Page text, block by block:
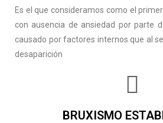
Es el que consideramos como el
con ausencia de ansiedad por parte
causado por factores internos que al
desaparición
BRUXISMO